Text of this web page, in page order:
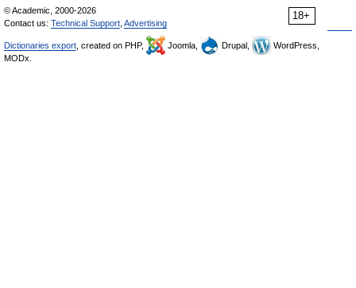
18+
© Academic, 2000-2026
Contact us: Technical Support Advertising
Dictionaries export , created on PHP, Joomla, Drupal,
WordPress,
MODx.